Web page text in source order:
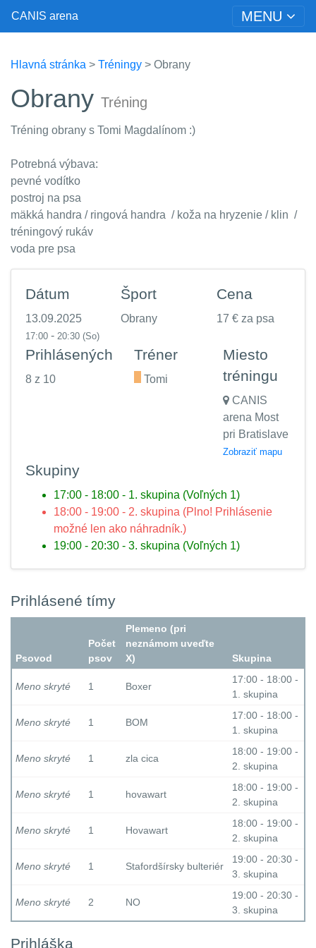
CANIS arena MENU
Hlavná stránka > Tréningy > Obrany
Obrany Tréning
Tréning obrany s Tomi Magdalínom :)
Potrebná výbava:
pevné vodítko
postroj na psa
mäkká handra / ringová handra / koža na hryzenie / klin /
tréningový rukáv
voda pre psa
Dátum
13.09.2025
17:00 - 20:30 (So)
Šport
Obrany
Cena
17 € za psa
Prihlásených
8 z 10
Tréner
Tomi
Miesto
tréningu
CANIS
arena Most
pri Bratislave
Zobraziť mapu
Skupiny
17:00 - 18:00 - 1. skupina (Voľných 1)
18:00 - 19:00 - 2. skupina (Plno! Prihlásenie
možné len ako náhradník.)
19:00 - 20:30 - 3. skupina (Voľných 1)
Prihlásené tímy
Psovod
Počet
psov
Plemeno (pri
neznámom uveďte
X)
Skupina
Meno skryté 1 Boxer
17:00 - 18:00 -
1. skupina
Meno skryté 1 BOM
17:00 - 18:00 -
1. skupina
Meno skryté 1 zla cica
18:00 - 19:00 -
2. skupina
Meno skryté 1 hovawart
18:00 - 19:00 -
2. skupina
Meno skryté 1 Hovawart
18:00 - 19:00 -
2. skupina
Meno skryté 1 Stafordšírsky bulteriér
19:00 - 20:30 -
3. skupina
Meno skryté 2 NO
19:00 - 20:30 -
3. skupina
Prihláška